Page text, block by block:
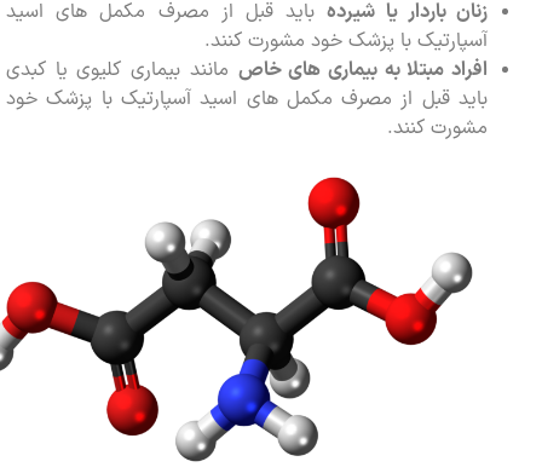
زنان باردار یا شیردهباید قبل از مصرف مکمل های اسید
آسپارتیک با پزشک خود مشورت کنند.
افراد مبتلا به بیماری های خاصمانند بیماری کلیوی یا کبدی
باید قبل از مصرف مکمل های اسید آسپارتیک با پزشک خود
مشورت کنند.